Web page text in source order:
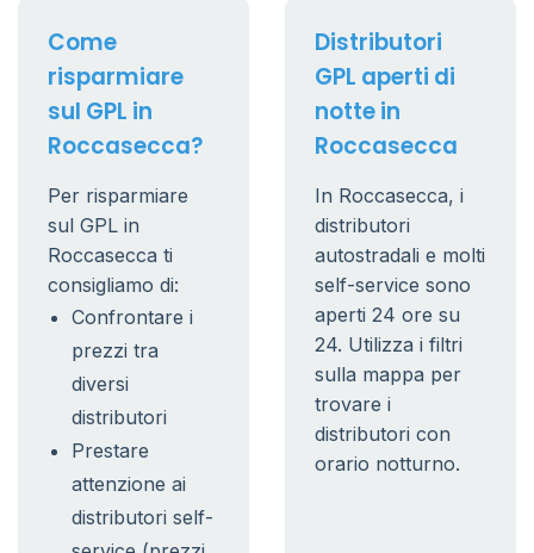
Come
risparmiare
sul GPL in
Roccasecca?
Per risparmiare
sul GPL in
Roccasecca ti
consigliamo di:
Confrontare i
prezzi tra
diversi
distributori
Prestare
attenzione ai
distributori self-
Distributori
GPL aperti di
notte in
Roccasecca
In Roccasecca, i
distributori
autostradali e molti
self-service sono
aperti 24 ore su
24. Utilizza i filtri
sulla mappa per
trovare i
distributori con
orario notturno.